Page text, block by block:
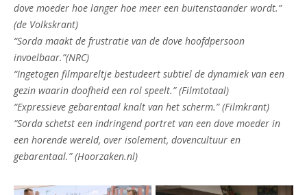
dove moeder hoe langer hoe meer een buitenstaander wordt.”
(de Volkskrant)
“Sorda maakt de frustratie van de dove hoofdpersoon
invoelbaar.”(NRC)
“Ingetogen filmpareltje bestudeert subtiel de dynamiek van een
gezin waarin doofheid een rol speelt.” (Filmtotaal)
“Expressieve gebarentaal knalt van het scherm.” (Filmkrant)
“Sorda schetst een indringend portret van een dove moeder in
een horende wereld, over isolement, dovencultuur en
gebarentaal.” (Hoorzaken.nl)